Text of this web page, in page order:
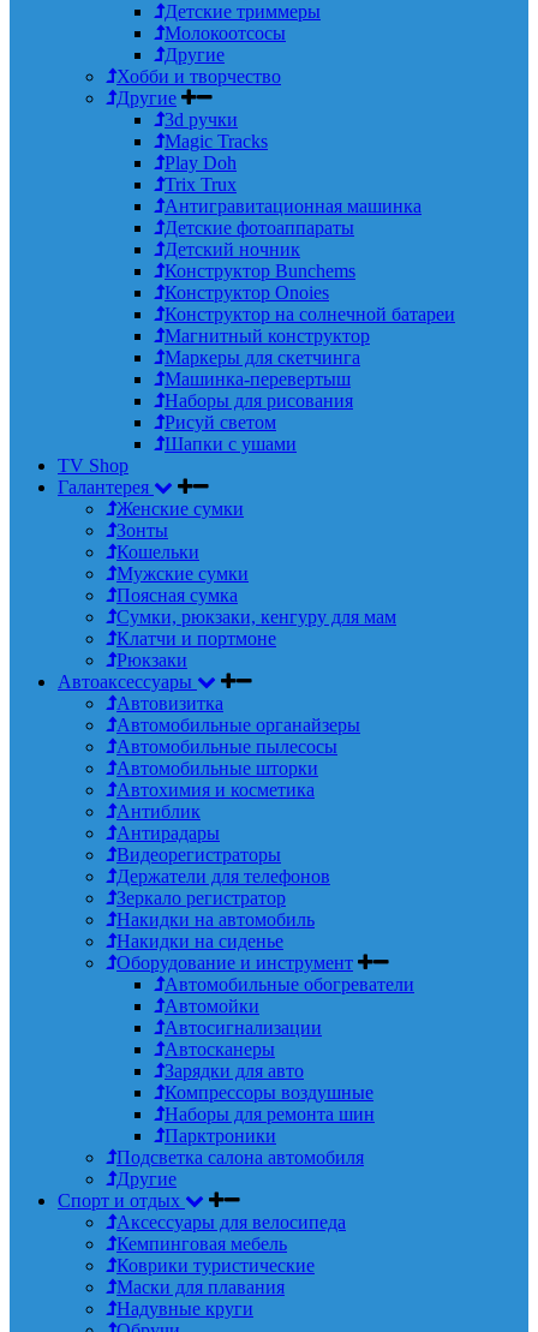
Детские триммеры
Молокоотсосы
Другие
Хобби и творчество
Другие
3d ручки
Magic Tracks
Play Doh
Trix Trux
Антигравитационная машинка
Детские фотоаппараты
Детский ночник
Конструктор Bunchems
Конструктор Onoies
Конструктор на солнечной батареи
Магнитный конструктор
Маркеры для скетчинга
Машинка-перевертыш
Наборы для рисования
Рисуй светом
Шапки с ушами
TV Shop
Галантерея
Женские сумки
Зонты
Кошельки
Мужские сумки
Поясная сумка
Сумки, рюкзаки, кенгуру для мам
Клатчи и портмоне
Рюкзаки
Автоаксессуары
Автовизитка
Автомобильные органайзеры
Автомобильные пылесосы
Автомобильные шторки
Автохимия и косметика
Антиблик
Антирадары
Видеорегистраторы
Держатели для телефонов
Зеркало регистратор
Накидки на автомобиль
Накидки на сиденье
Оборудование и инструмент
Автомобильные обогреватели
Автомойки
Автосигнализации
Автосканеры
Зарядки для авто
Компрессоры воздушные
Наборы для ремонта шин
Парктроники
Подсветка салона автомобиля
Другие
Спорт и отдых
Аксессуары для велосипеда
Кемпинговая мебель
Коврики туристические
Маски для плавания
Надувные круги